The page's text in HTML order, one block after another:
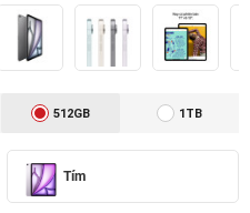
512GB 1TB
Tím